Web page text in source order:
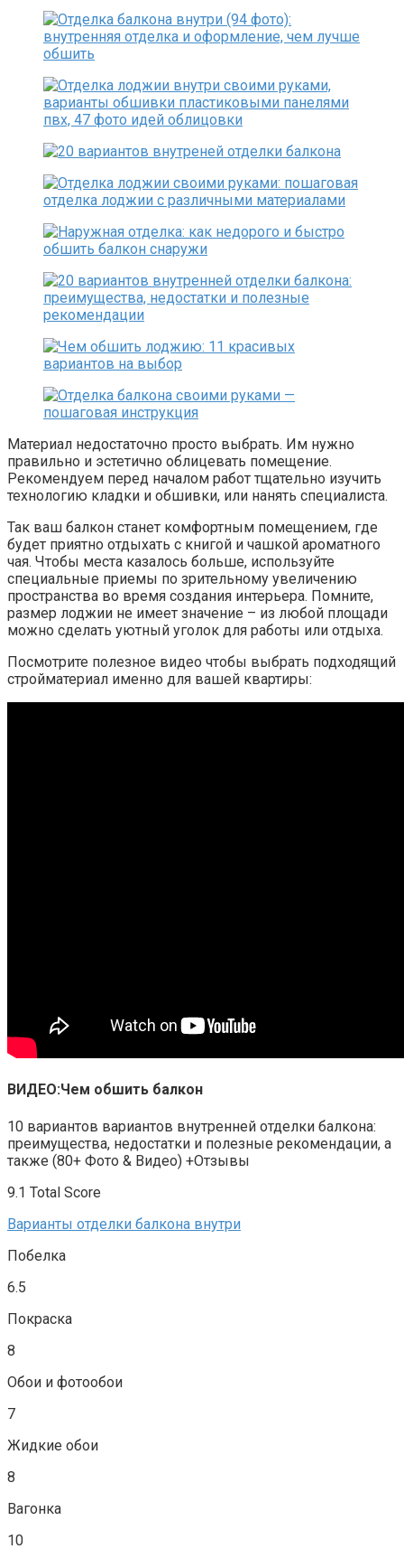
Материал недостаточно просто выбрать. Им нужно
правильно и эстетично облицевать помещение.
Рекомендуем перед началом работ тщательно изучить
технологию кладки и обшивки, или нанять специалиста.
Так ваш балкон станет комфортным помещением, где
будет приятно отдыхать с книгой и чашкой ароматного
чая. Чтобы места казалось больше, используйте
специальные приемы по зрительному увеличению
пространства во время создания интерьера. Помните,
размер лоджии не имеет значение – из любой площади
можно сделать уютный уголок для работы или отдыха.
Посмотрите полезное видео чтобы выбрать подходящий
стройматериал именно для вашей квартиры:
ВИДЕО:Чем обшить балкон
10 вариантов вариантов внутренней отделки балкона:
преимущества, недостатки и полезные рекомендации, а
также (80+ Фото & Видео) +Отзывы
9.1 Total Score
Варианты отделки балкона внутри
Побелка
6.5
Покраска
8
Обои и фотообои
7
Жидкие обои
8
Вагонка
10